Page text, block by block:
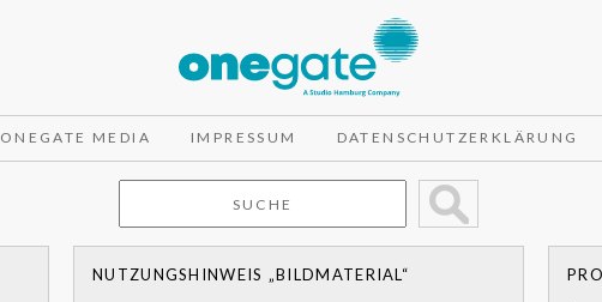
ONEGATE MEDIA IMPRESSUM DATENSCHUTZERKLÄRUNG
NUTZUNGSHINWEIS „BILDMATERIAL“